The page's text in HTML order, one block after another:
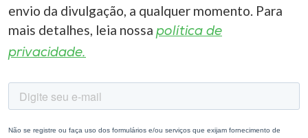
envio da divulgação, a qualquer momento. Para
mais detalhes, leia nossa política de
privacidade.